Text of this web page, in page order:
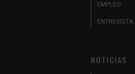
EMPLEO
ENTREVISTA
NOTICIAS